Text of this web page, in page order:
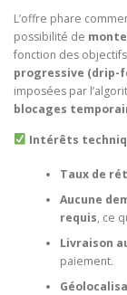
L’offre phare
possibilité de
fonction des
progressive (drip-
imposées par
blocages
Intérêts
Taux de
Aucune
requis, ce
Livraison
paiement.